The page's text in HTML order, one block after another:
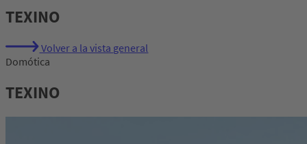
TEXINO
Volver a la vista general
Domótica
TEXINO